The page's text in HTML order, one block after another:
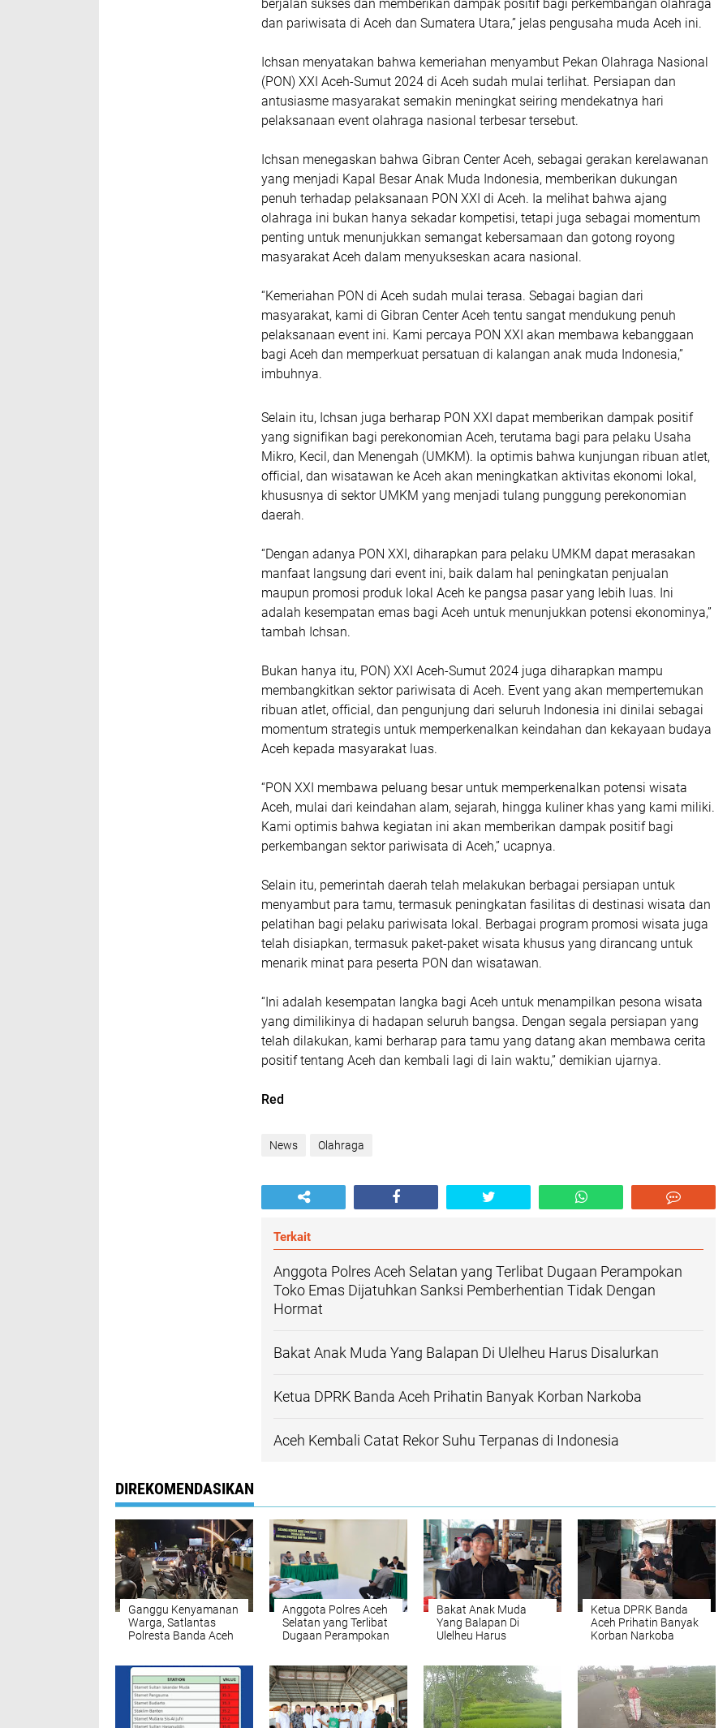
berjalan sukses dan memberikan dampak positif bagi perkembangan olahraga
dan pariwisata di Aceh dan Sumatera Utara,” jelas pengusaha muda Aceh ini.
Ichsan menyatakan bahwa kemeriahan menyambut Pekan Olahraga Nasional
(PON) XXI Aceh-Sumut 2024 di Aceh sudah mulai terlihat. Persiapan dan
antusiasme masyarakat semakin meningkat seiring mendekatnya hari
pelaksanaan event olahraga nasional terbesar tersebut.
Ichsan menegaskan bahwa Gibran Center Aceh, sebagai gerakan kerelawanan
yang menjadi Kapal Besar Anak Muda Indonesia, memberikan dukungan
penuh terhadap pelaksanaan PON XXI di Aceh. Ia melihat bahwa ajang
olahraga ini bukan hanya sekadar kompetisi, tetapi juga sebagai momentum
penting untuk menunjukkan semangat kebersamaan dan gotong royong
masyarakat Aceh dalam menyukseskan acara nasional.
“Kemeriahan PON di Aceh sudah mulai terasa. Sebagai bagian dari
masyarakat, kami di Gibran Center Aceh tentu sangat mendukung penuh
pelaksanaan event ini. Kami percaya PON XXI akan membawa kebanggaan
bagi Aceh dan memperkuat persatuan di kalangan anak muda Indonesia,”
imbuhnya.
Selain itu, Ichsan juga berharap PON XXI dapat memberikan dampak positif
yang signifikan bagi perekonomian Aceh, terutama bagi para pelaku Usaha
Mikro, Kecil, dan Menengah (UMKM). Ia optimis bahwa kunjungan ribuan atlet,
official, dan wisatawan ke Aceh akan meningkatkan aktivitas ekonomi lokal,
khususnya di sektor UMKM yang menjadi tulang punggung perekonomian
daerah.
“Dengan adanya PON XXI, diharapkan para pelaku UMKM dapat merasakan
manfaat langsung dari event ini, baik dalam hal peningkatan penjualan
maupun promosi produk lokal Aceh ke pangsa pasar yang lebih luas. Ini
adalah kesempatan emas bagi Aceh untuk menunjukkan potensi ekonominya,”
tambah Ichsan.
Bukan hanya itu, PON) XXI Aceh-Sumut 2024 juga diharapkan mampu
membangkitkan sektor pariwisata di Aceh. Event yang akan mempertemukan
ribuan atlet, official, dan pengunjung dari seluruh Indonesia ini dinilai sebagai
momentum strategis untuk memperkenalkan keindahan dan kekayaan budaya
Aceh kepada masyarakat luas.
“PON XXI membawa peluang besar untuk memperkenalkan potensi wisata
Aceh, mulai dari keindahan alam, sejarah, hingga kuliner khas yang kami miliki.
Kami optimis bahwa kegiatan ini akan memberikan dampak positif bagi
perkembangan sektor pariwisata di Aceh,” ucapnya.
Selain itu, pemerintah daerah telah melakukan berbagai persiapan untuk
menyambut para tamu, termasuk peningkatan fasilitas di destinasi wisata dan
pelatihan bagi pelaku pariwisata lokal. Berbagai program promosi wisata juga
telah disiapkan, termasuk paket-paket wisata khusus yang dirancang untuk
menarik minat para peserta PON dan wisatawan.
“Ini adalah kesempatan langka bagi Aceh untuk menampilkan pesona wisata
yang dimilikinya di hadapan seluruh bangsa. Dengan segala persiapan yang
telah dilakukan, kami berharap para tamu yang datang akan membawa cerita
positif tentang Aceh dan kembali lagi di lain waktu,” demikian ujarnya.
Red
News Olahraga
Terkait
Anggota Polres Aceh Selatan yang Terlibat Dugaan Perampokan
Toko Emas Dijatuhkan Sanksi Pemberhentian Tidak Dengan
Hormat
Bakat Anak Muda Yang Balapan Di Ulelheu Harus Disalurkan
Ketua DPRK Banda Aceh Prihatin Banyak Korban Narkoba
Aceh Kembali Catat Rekor Suhu Terpanas di Indonesia
DIREKOMENDASIKAN
Ganggu Kenyamanan
Warga, Satlantas
Polresta Banda Aceh
Brong
Anggota Polres Aceh
Selatan yang Terlibat
Dugaan Perampokan
Pemberhentian Tidak
Dengan Hormat
Bakat Anak Muda
Yang Balapan Di
Ulelheu Harus
Ketua DPRK Banda
Aceh Prihatin Banyak
Korban Narkoba